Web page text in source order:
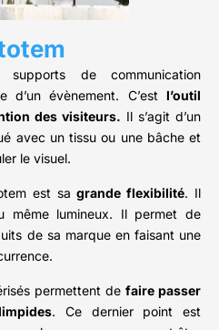
de communication
d’un évènement. C’est l’outil
des visiteurs. Il s’agit d’un
avec un tissu ou une bâche et
le visuel.
est sagrande flexibilité. Il
même lumineux. Il permet de
de sa marque en faisant une
permettent de faire passer
. Ce dernier point est